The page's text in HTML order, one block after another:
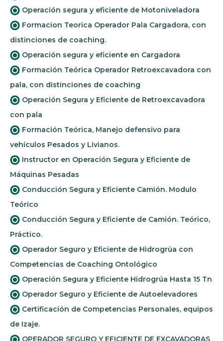
Operación segura y eficiente de Motoniveladora
Formacion Teorica Operador Pala Cargadora, con
distinciones de coaching.
Operación segura y eficiente en Cargadora
Formación Teórica Operador Retroexcavadora con
pala, con distinciones de coaching
Operación Segura y Eficiente de Retroexcavadora
con pala
Formación Teórica, Manejo defensivo para
vehículos Pesados y Livianos.
Instructor en Operación Segura y Eficiente de
Máquinas Pesadas
Conducción Segura y Eficiente Camión. Modulo
Teórico
Conducción Segura y Eficiente de Camión. Teórico,
Práctico.
Operador Seguro y Eficiente de Hidrogrúa con
Competencias de Coaching Ontológico
Operación Segura y Eficiente Hidrogrúa Hasta 15 Tn
Operador Seguro y Eficiente de Autoelevadores
Certificación de Competencias Personales, equipos
de Izaje.
OPERADOR SEGURO Y EFICIENTE DE EXCAVADORAS